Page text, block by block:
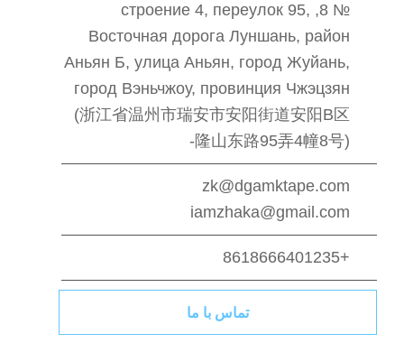
№ 8, строение 4, переулок 95,
Восточная дорога Луншань, район
Аньян Б, улица Аньян, город Жуйань,
город Вэньчжоу, провинция Чжэцзян
(浙江省温州市瑞安市安阳街道安阳B区
隆山东路95弄4幢8号)-
zk@dgamktape.com
iamzhaka@gmail.com
+8618666401235
تماس با ما